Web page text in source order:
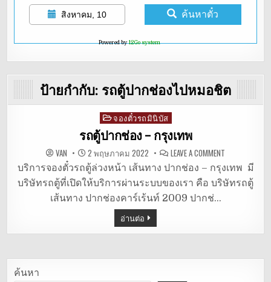
สิงหาคม, 10 ค้นหาตั๋ว
Powered by12Go system
ป้ายกำกับ: รถตู้ปากช่องไปหมอชิต
Posted
in
จองตั๋วรถมินิบัส
รถตู้ปากช่อง – กรุงเทพ
VAN 2 พฤษภาคม 2022 LEAVE A COMMENT
ตู้
ปากช่อง
–
กรุงเทพ
บริการจองตั๋วรถตู้ล่วงหน้า เส้นทาง ปากช่อง – กรุงเทพ มี
บริษัทรถตู้ที่เปิดให้บริการผ่านระบบของเรา คือ บริษัทรถตู้
เส้นทาง ปากช่องคาร์เร้นท์ 2009 ปากช่…
อ่านต่อ
ค้นหา